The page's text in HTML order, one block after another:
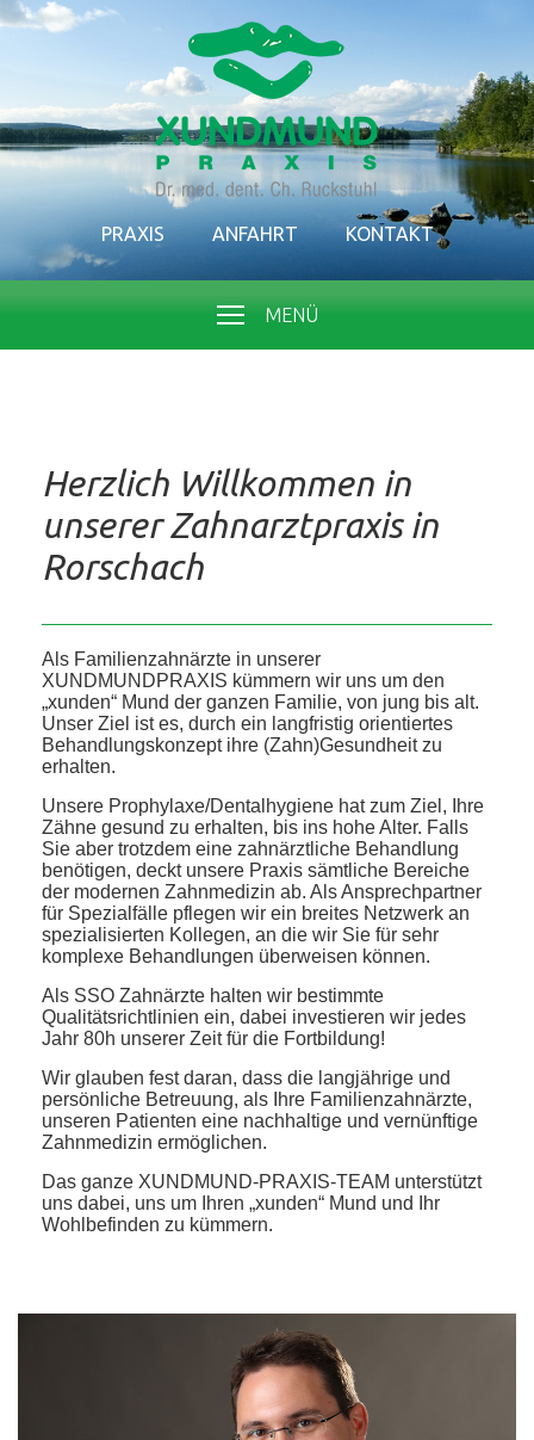
PRAXIS ANFAHRT KONTAKT
MENÜ
Herzlich Willkommen in
unserer Zahnarztpraxis in
Rorschach
Als Familienzahnärzte in unserer
XUNDMUNDPRAXIS kümmern wir uns um den
„xunden“ Mund der ganzen Familie, von jung bis alt.
Unser Ziel ist es, durch ein langfristig orientiertes
Behandlungskonzept ihre (Zahn)Gesundheit zu
erhalten.
Unsere Prophylaxe/Dentalhygiene hat zum Ziel, Ihre
Zähne gesund zu erhalten, bis ins hohe Alter. Falls
Sie aber trotzdem eine zahnärztliche Behandlung
benötigen, deckt unsere Praxis sämtliche Bereiche
der modernen Zahnmedizin ab. Als Ansprechpartner
für Spezialfälle pflegen wir ein breites Netzwerk an
spezialisierten Kollegen, an die wir Sie für sehr
komplexe Behandlungen überweisen können.
Als SSO Zahnärzte halten wir bestimmte
Qualitätsrichtlinien ein, dabei investieren wir jedes
Jahr 80h unserer Zeit für die Fortbildung!
Wir glauben fest daran, dass die langjährige und
persönliche Betreuung, als Ihre Familienzahnärzte,
unseren Patienten eine nachhaltige und vernünftige
Zahnmedizin ermöglichen.
Das ganze XUNDMUND-PRAXIS-TEAM unterstützt
uns dabei, uns um Ihren „xunden“ Mund und Ihr
Wohlbefinden zu kümmern.